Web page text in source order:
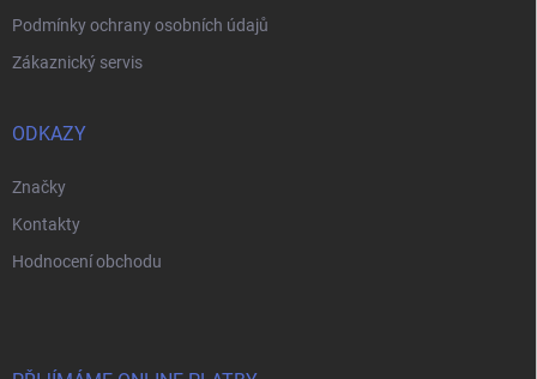
Podmínky ochrany osobních údajů
Zákaznický servis
ODKAZY
Značky
Kontakty
Hodnocení obchodu